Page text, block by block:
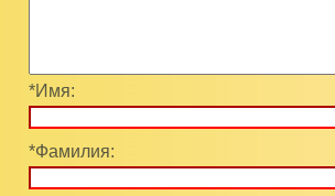
*Имя:
*Фамилия: